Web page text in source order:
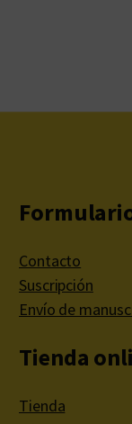
Contacto
Suscripción
Envío de
Tienda
Tienda